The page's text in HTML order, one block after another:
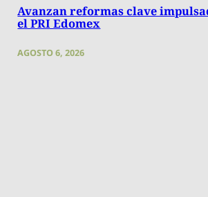
Avanzan reformas clave
el PRI Edomex
AGOSTO 6, 2026